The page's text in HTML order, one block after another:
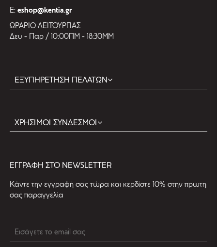
E: eshop@kentia.gr
ΩΡΑΡΙΟ ΛΕΙΤΟΥΡΓΙΑΣ
Δευ - Παρ / 10:00ΠΜ - 18:30ΜΜ
ΕΞΥΠΗΡΕΤΗΣΗ ΠΕΛΑΤΩΝ
ΧΡΗΣΙΜΟΙ ΣΥΝΔΕΣΜΟΙ
EΓΓΡΑΦΗ ΣΤΟ NEWSLETTER
Kάντε την εγγραφή σας τώρα και κερδίστε 10% στην πρωτη
σας παραγγελία